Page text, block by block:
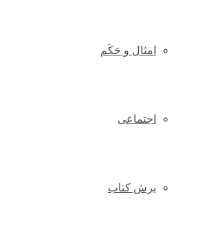
امثال و حَکَم
اجتماعی
برش کتاب